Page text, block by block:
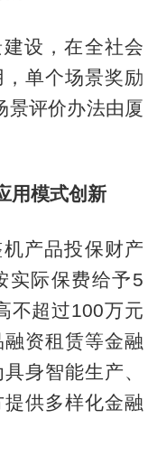
设，在全社会
单个场景奖励
景评价办法由厦
用模式创新
产品投保财产
实际保费给予5
不超过100万元
资租赁等金融
身智能生产、
供多样化金融